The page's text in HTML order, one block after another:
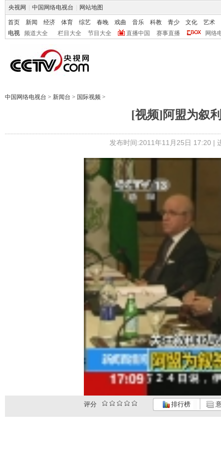
央视网 中国网络电视台 网站地图
首页 新闻 经济 体育 综艺 春晚 戏曲 音乐 科教 青少 文化
艺术
电视
频道大全 栏目大全 节目大全 直播中国 赛事直播 网络
中国网络电视台 > 新闻台 > 国际视频 >
[视频]阿盟为叙
发布时间:2011年11月25日 17:20 |
评分 排行榜